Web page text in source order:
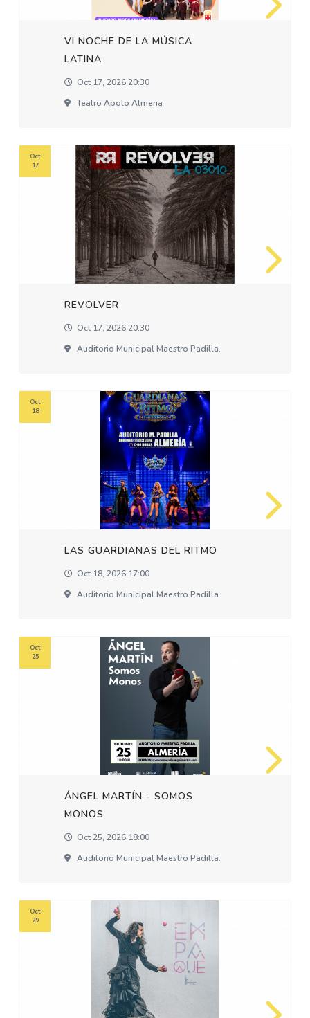
VI NOCHE DE LA MÚSICA
LATINA
Oct 17, 2026 20:30
Teatro Apolo Almeria
REVOLVER
Oct 17, 2026 20:30
Auditorio Municipal Maestro Padilla.
Oct
17
LAS GUARDIANAS DEL RITMO
Oct 18, 2026 17:00
Auditorio Municipal Maestro Padilla.
Oct
18
ÁNGEL MARTÍN - SOMOS
MONOS
Oct 25, 2026 18:00
Auditorio Municipal Maestro Padilla.
Oct
25
Oct
29